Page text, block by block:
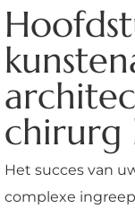
chirurg
Het succes van
complexe